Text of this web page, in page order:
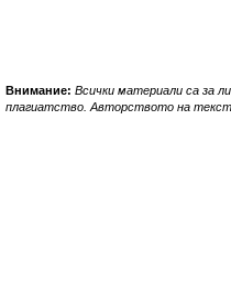
Внимание: Всички материали са за
плагиатство. Авторството на